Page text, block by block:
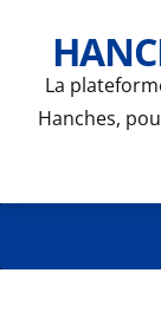
La
Hanches,